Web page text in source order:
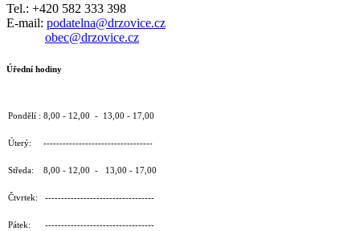
Tel.: +420 582 333 398
E-mail: podatelna@drzovice.cz
obec@drzovice.cz
Úřední hodiny
Pondělí : 8,00 - 12,00 - 13,00 - 17,00
Úterý: ----------------------------------
Středa: 8,00 - 12,00 - 13,00 - 17,00
Čtvrtek: ----------------------------------
Pátek: ----------------------------------